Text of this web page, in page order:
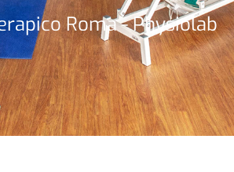
Roma - Physiolab